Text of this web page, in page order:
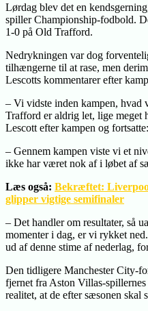
Lørdag blev det en
spiller Championship-fodbold.
1-0 på Old Trafford.
Nedrykningen var dog
tilhængerne til at rase, men
Lescotts kommentarer efter
– Vi vidste inden kampen, hvad
Trafford er aldrig let, lige meget
Lescott efter kampen og fortsatte:
– Gennem kampen viste vi et
ikke har været nok af i løbet af
Læs også: Bekræftet:
glipper vigtige semifinaler
– Det handler om resultater, så
momenter i dag, er vi rykket
ud af denne stime af nederlag,
Den tidligere Manchester City-
fjernet fra Aston Villas-
realitet, at de efter sæsonen